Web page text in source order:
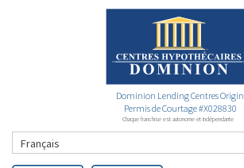
Dominion Lending Centres Origin
Permis de Courtage #X028830
Chaque franchise est autonome et indépendante
Français